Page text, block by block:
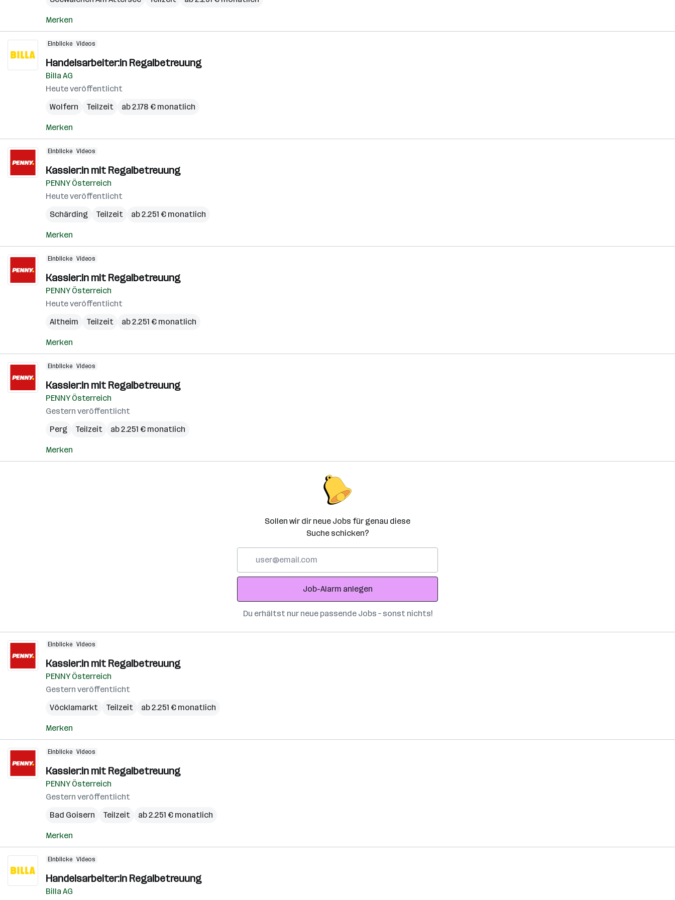
Merken
Einblicke Videos
Handelsarbeiter:in Regalbetreuung
Billa AG
Heute veröffentlicht
Wolfern
Teilzeit ab 2.178 € monatlich
Merken
Einblicke Videos
Kassier:in mit Regalbetreuung
PENNY Österreich
Heute veröffentlicht
Schärding
Teilzeit ab 2.251 € monatlich
Merken
Einblicke Videos
Kassier:in mit Regalbetreuung
PENNY Österreich
Heute veröffentlicht
Altheim
Teilzeit ab 2.251 € monatlich
Merken
Einblicke Videos
Kassier:in mit Regalbetreuung
PENNY Österreich
Gestern veröffentlicht
Perg
Teilzeit ab 2.251 € monatlich
Merken
Sollen wir dir neue Jobs für genau diese
Suche schicken?
Adresse
Job-Alarm anlegen
Du erhältst nur neue passende Jobs – sonst nichts!
Einblicke Videos
Kassier:in mit Regalbetreuung
PENNY Österreich
Gestern veröffentlicht
Vöcklamarkt
Teilzeit ab 2.251 € monatlich
Merken
Einblicke Videos
Kassier:in mit Regalbetreuung
PENNY Österreich
Gestern veröffentlicht
Bad Goisern
Teilzeit ab 2.251 € monatlich
Merken
Einblicke Videos
Handelsarbeiter:in Regalbetreuung
Billa AG